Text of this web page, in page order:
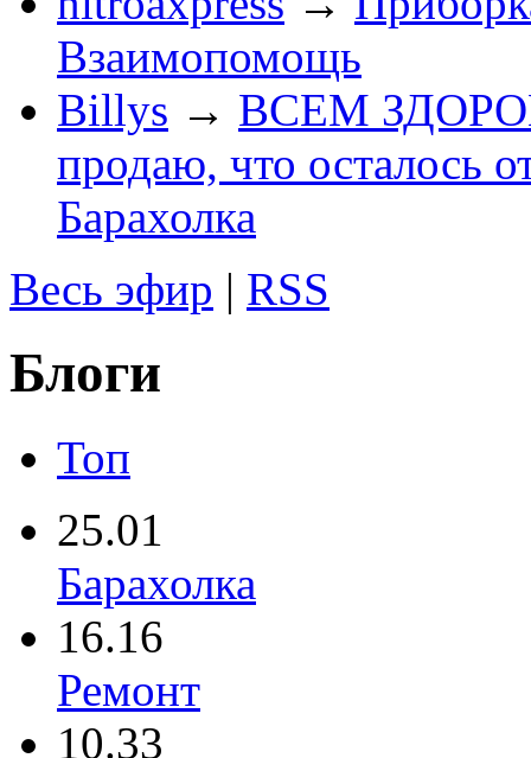
Взаимопомощь
Billys → ВСЕМ
продаю, что осталось
Барахолка
Весь эфир | RSS
Блоги
Топ
25.01
Барахолка
16.16
Ремонт
10.33